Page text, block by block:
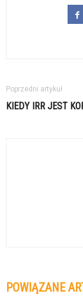
Poprzedni artykuł
KIEDY IRR JEST
POWIĄZANE